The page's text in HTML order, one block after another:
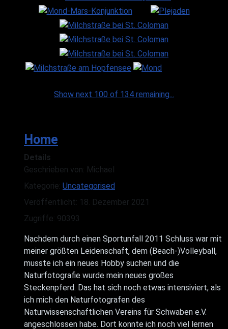
Show next 100 of 134 remaining...
Home
Details
Geschrieben von: Michael
Kategorie: Uncategorised
Veröffentlicht: 18. Dezember 2021
Zugriffe: 90393
Nachdem durch einen Sportunfall 2011 Schluss war mit
meiner größten Leidenschaft, dem (Beach-)Volleyball,
musste ich ein neues Hobby suchen und die
Naturfotografie wurde mein neues großes
Steckenpferd. Das hat sich noch etwas intensiviert, als
ich mich den Naturfotografen des
Naturwissenschaftlichen Vereins für Schwaben e.V.
angeschlossen habe. Dort konnte ich noch viel lernen